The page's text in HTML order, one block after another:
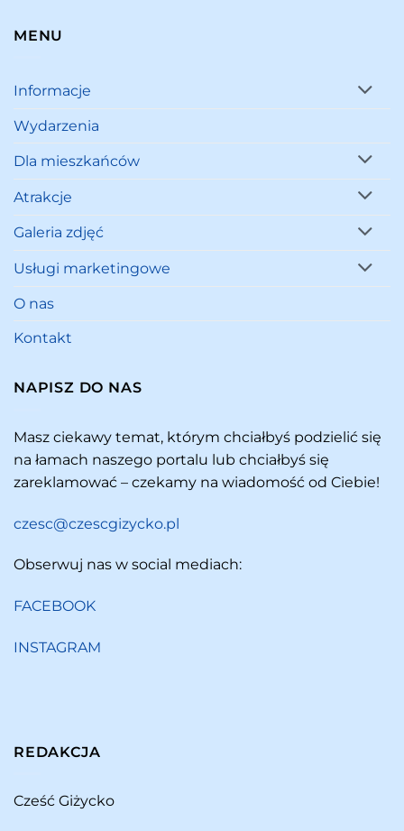
MENU
Informacje
Wydarzenia
Dla mieszkańców
Atrakcje
Galeria zdjęć
Usługi marketingowe
O nas
Kontakt
NAPISZ DO NAS
Masz ciekawy temat, którym chciałbyś podzielić się
na łamach naszego portalu lub chciałbyś się
zareklamować – czekamy na wiadomość od Ciebie!
czesc@czescgizycko.pl
Obserwuj nas w social mediach:
FACEBOOK
INSTAGRAM
REDAKCJA
Cześć Giżycko